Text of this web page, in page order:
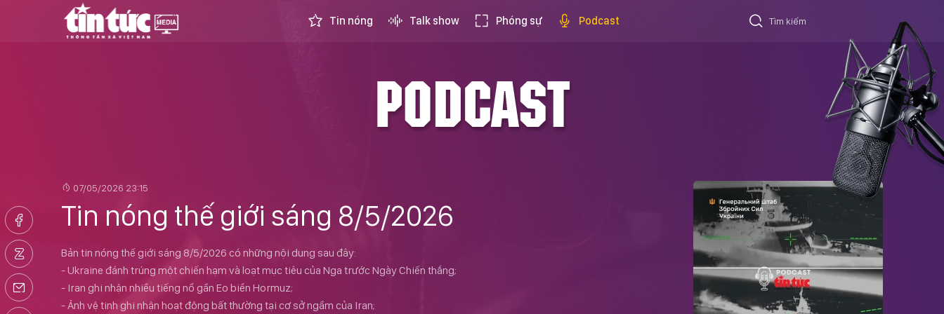
Tin nóng Talk show Phóng sự Podcast
PODCAST
07/05/2026 23:15
Tin nóng thế giới sáng 8/5/2026
Bản tin nóng thế giới sáng 8/5/2026 có những nội dung sau đây:
- Ukraine đánh trúng một chiến hạm và loạt mục tiêu của Nga trước Ngày Chiến thắng;
- Iran ghi nhận nhiều tiếng nổ gần Eo biển Hormuz;
- Ảnh vệ tinh ghi nhận hoạt động bất thường tại cơ sở ngầm của Iran;